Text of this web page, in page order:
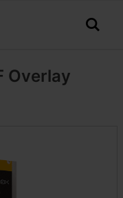
Overlay